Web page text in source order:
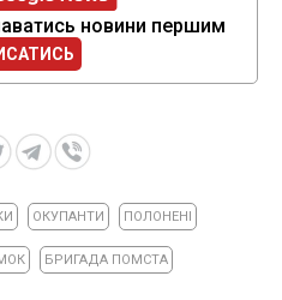
новини першим
ОКУПАНТИ ПОЛОНЕНІ
БРИГАДА ПОМСТА